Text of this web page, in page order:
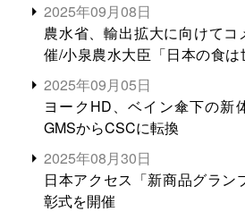
2025年09月08日
農水省、輸出拡大に向けてコ
催/小泉農水大臣「日本の食
る。米増産に向けて、米輸出需
2025年09月05日
ヨークHD、ベイン傘下の新
GMSからCSCに転換
2025年08月30日
日本アクセス「新商品グラン
彰式を開催